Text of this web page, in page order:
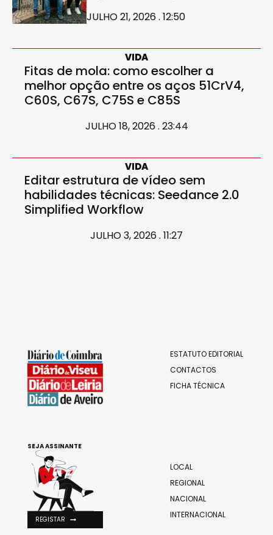
JULHO 21, 2026 . 12:50
VIDA
Fitas de mola: como escolher a
melhor opção entre os aços 51CrV4,
C60S, C67S, C75S e C85S
JULHO 18, 2026 . 23:44
VIDA
Editar estrutura de vídeo sem
habilidades técnicas: Seedance 2.0
Simplified Workflow
JULHO 3, 2026 . 11:27
ESTATUTO EDITORIAL
CONTACTOS
FICHA TÉCNICA
LOCAL
REGIONAL
NACIONAL
INTERNACIONAL
SEJA ASSINANTE
REGISTAR